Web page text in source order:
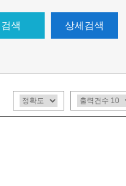
검색 상세검색